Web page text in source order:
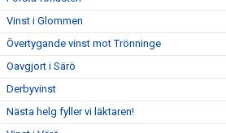
Vinst i Glommen
Övertygande vinst mot Trönninge
Oavgjort i Särö
Derbyvinst
Nästa helg fyller vi läktaren!